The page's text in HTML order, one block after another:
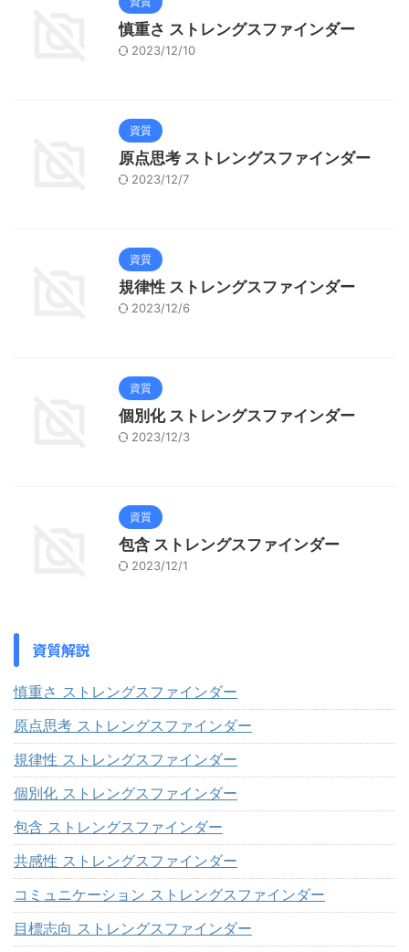
慎重さ ストレングスファインダー
2023/12/10
資質
原点思考 ストレングスファインダー
2023/12/7
資質
規律性 ストレングスファインダー
2023/12/6
資質
個別化 ストレングスファインダー
2023/12/3
資質
包含 ストレングスファインダー
2023/12/1
資質解説
慎重さ ストレングスファインダー
原点思考 ストレングスファインダー
規律性 ストレングスファインダー
個別化 ストレングスファインダー
包含 ストレングスファインダー
共感性 ストレングスファインダー
コミュニケーション ストレングスファインダー
目標志向 ストレングスファインダー